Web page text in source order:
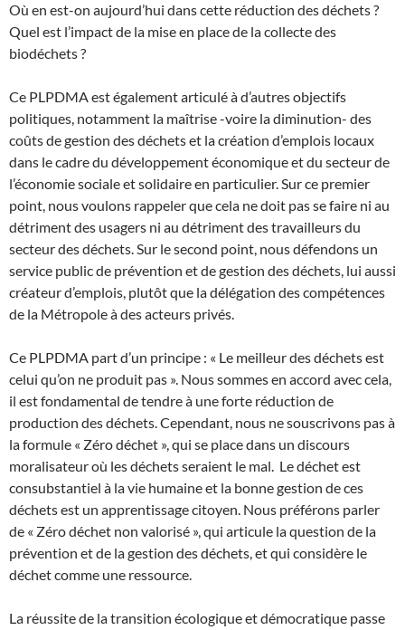
Où en est-on aujourd’hui dans cette réduction des déchets ?
Quel est l’impact de la mise en place de la collecte des
biodéchets ?
Ce PLPDMA est également articulé à d’autres objectifs
politiques, notamment la maîtrise -voire la diminution- des
coûts de gestion des déchets et la création d’emplois locaux
dans le cadre du développement économique et du secteur de
l’économie sociale et solidaire en particulier. Sur ce premier
point, nous voulons rappeler que cela ne doit pas se faire ni au
détriment des usagers ni au détriment des travailleurs du
secteur des déchets. Sur le second point, nous défendons un
service public de prévention et de gestion des déchets, lui aussi
créateur d’emplois, plutôt que la délégation des compétences
de la Métropole à des acteurs privés.
Ce PLPDMA part d’un principe : « Le meilleur des déchets est
celui qu’on ne produit pas ». Nous sommes en accord avec cela,
il est fondamental de tendre à une forte réduction de
production des déchets. Cependant, nous ne souscrivons pas à
la formule « Zéro déchet », qui se place dans un discours
moralisateur où les déchets seraient le mal. Le déchet est
consubstantiel à la vie humaine et la bonne gestion de ces
déchets est un apprentissage citoyen. Nous préférons parler
de « Zéro déchet non valorisé », qui articule la question de la
prévention et de la gestion des déchets, et qui considère le
déchet comme une ressource.
La réussite de la transition écologique et démocratique passe